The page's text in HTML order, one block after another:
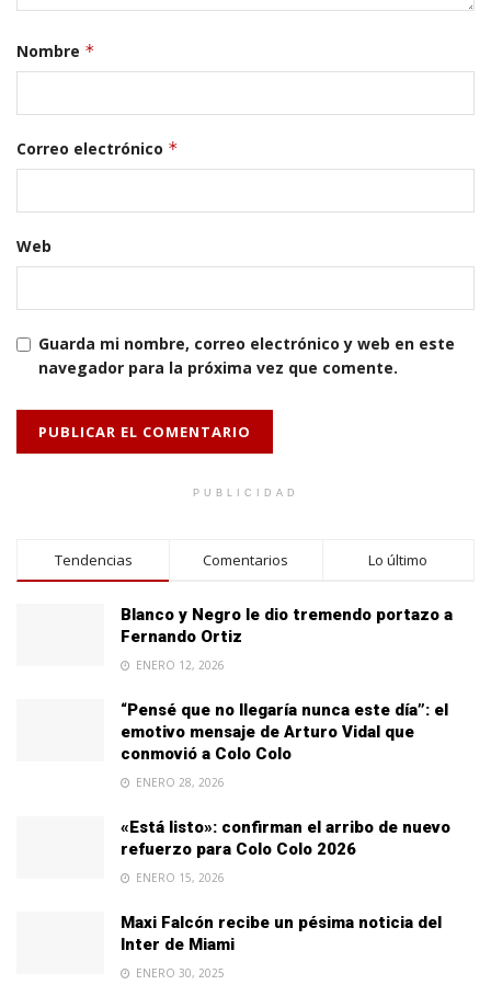
Nombre *
Correo electrónico *
Web
Guarda mi nombre, correo electrónico y web en este
navegador para la próxima vez que comente.
PUBLICIDAD
Tendencias Comentarios Lo último
Blanco y Negro le dio tremendo portazo a
Fernando Ortiz
ENERO 12, 2026
“Pensé que no llegaría nunca este día”: el
emotivo mensaje de Arturo Vidal que
conmovió a Colo Colo
ENERO 28, 2026
«Está listo»: confirman el arribo de nuevo
refuerzo para Colo Colo 2026
ENERO 15, 2026
Maxi Falcón recibe un pésima noticia del
Inter de Miami
ENERO 30, 2025